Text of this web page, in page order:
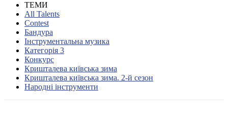
ТЕМИ
All Talents
Contest
Бандура
Інструментальна музика
Категорія 3
Конкурс
Кришталева київська зима
Кришталева київська зима. 2-й сезон
Народні інструменти